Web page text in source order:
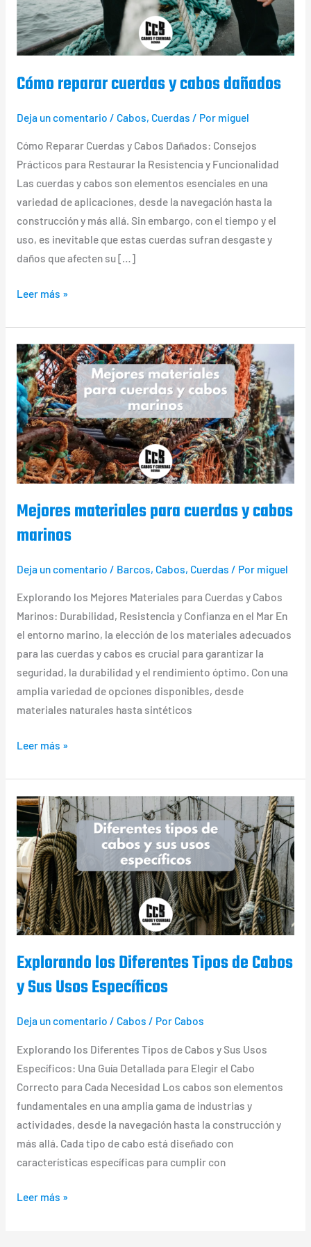
Cómo reparar cuerdas y cabos dañados
Deja un comentario / Cabos, Cuerdas / Por miguel
Cómo Reparar Cuerdas y Cabos Dañados: Consejos
Prácticos para Restaurar la Resistencia y Funcionalidad
Las cuerdas y cabos son elementos esenciales en una
variedad de aplicaciones, desde la navegación hasta la
construcción y más allá. Sin embargo, con el tiempo y el
uso, es inevitable que estas cuerdas sufran desgaste y
daños que afecten su […]
dañados
Leer más »
Mejores materiales para cuerdas y cabos
marinos
Deja un comentario / Barcos, Cabos, Cuerdas / Por miguel
Explorando los Mejores Materiales para Cuerdas y Cabos
Marinos: Durabilidad, Resistencia y Confianza en el Mar En
el entorno marino, la elección de los materiales adecuados
para las cuerdas y cabos es crucial para garantizar la
seguridad, la durabilidad y el rendimiento óptimo. Con una
amplia variedad de opciones disponibles, desde
materiales naturales hasta sintéticos
Mejores
materiales
para
cuerdas
y
cabos
marinos
Leer más »
Explorando los Diferentes Tipos de Cabos
y Sus Usos Específicos
Deja un comentario / Cabos / Por Cabos
Explorando los Diferentes Tipos de Cabos y Sus Usos
Específicos: Una Guía Detallada para Elegir el Cabo
Correcto para Cada Necesidad Los cabos son elementos
fundamentales en una amplia gama de industrias y
actividades, desde la navegación hasta la construcción y
más allá. Cada tipo de cabo está diseñado con
características específicas para cumplir con
Explorando
los
Diferentes
Tipos
de
Cabos
y
Sus
Usos
Específicos
Leer más »